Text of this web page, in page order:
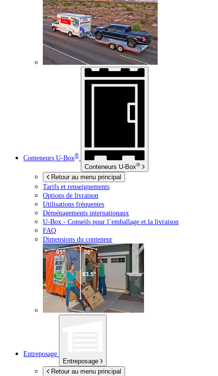
Conteneurs U-Box®
Conteneurs U-Box®
Retour au menu principal
Tarifs et renseignements
Options de livraison
Utilisations fréquentes
Déménagements internationaux
U-Box - Conseils pour l’emballage et la livraison
FAQ
Dimensions du conteneur
Entreposage
Entreposage
Retour au menu principal